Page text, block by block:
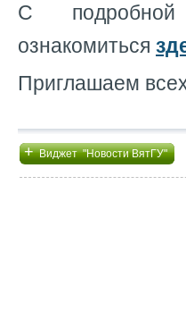
С
ознакомиться
Приглашаем
+Виджет "Новости ВятГУ"